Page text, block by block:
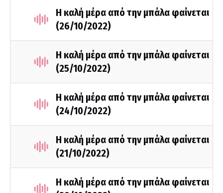
Η καλή μέρα από την μπάλα φαίνεται
(26/10/2022)
Η καλή μέρα από την μπάλα φαίνεται
(25/10/2022)
Η καλή μέρα από την μπάλα φαίνεται
(24/10/2022)
Η καλή μέρα από την μπάλα φαίνεται
(21/10/2022)
Η καλή μέρα από την μπάλα φαίνεται